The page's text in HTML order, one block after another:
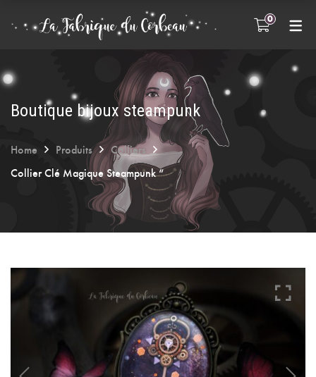
INFOS PRATIQUES
A propos
Entretien des bijoux
0
Boutique bijoux steampunk
Home Produits
Colliers
Collier Clé Magique Steampunk “